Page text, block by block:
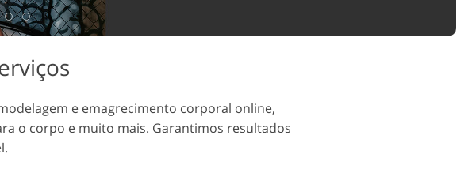
edição de vídeo
e emagrecimento corporal online,
o corpo e muito mais. Garantimos resultados